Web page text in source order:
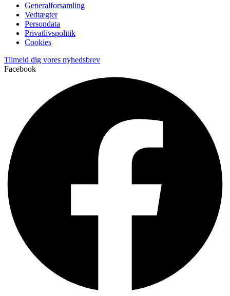
Generalforsamling
Vedtægter
Persondata
Privatlivspolitik
Cookies
Tilmeld dig vores nyhedsbrev
Facebook